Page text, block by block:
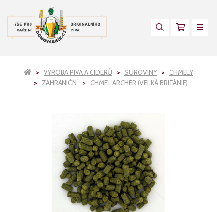
VÝROBA PIVA A CIDERŮ SUROVINY
CHMELY
ZAHRANIČNÍ
CHMEL ARCHER (VELKÁ BRITÁNIE)